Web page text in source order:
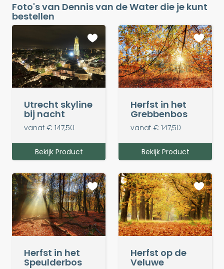
Foto's van Dennis van de Water die je kunt
bestellen
Utrecht skyline
bij nacht
vanaf € 147,50
Bekijk Product
Herfst in het
Grebbenbos
vanaf € 147,50
Bekijk Product
Herfst in het
Speulderbos
Herfst op de
Veluwe